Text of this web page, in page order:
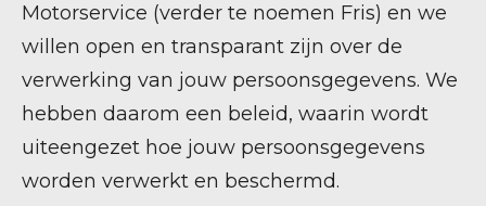
Motorservice (verder te noemen Fris) en we
willen open en transparant zijn over de
verwerking van jouw persoonsgegevens. We
hebben daarom een beleid, waarin wordt
uiteengezet hoe jouw persoonsgegevens
worden verwerkt en beschermd.